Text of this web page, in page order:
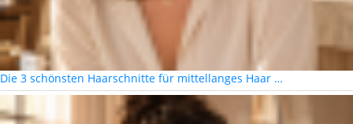
Die 3 schönsten Haarschnitte für mittellanges Haar …